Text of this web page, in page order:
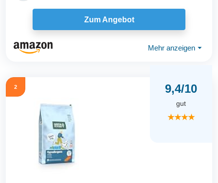
Zum Angebot
Mehr anzeigen ⏷
2 9,4/10
gut
★★★★